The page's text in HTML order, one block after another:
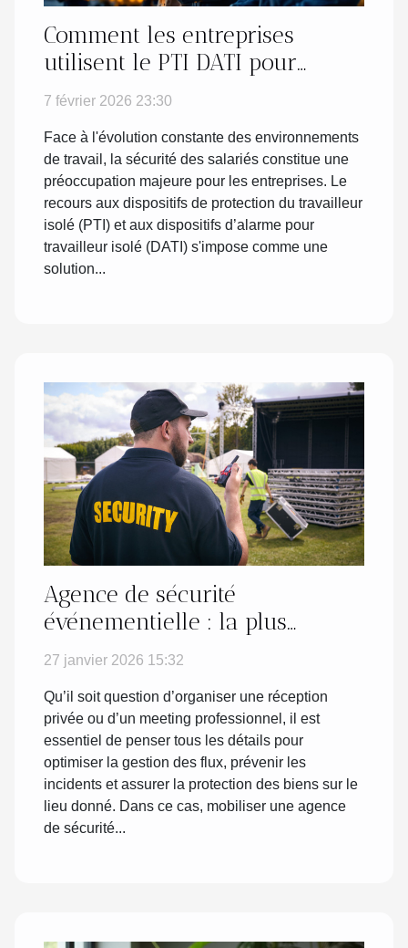
Comment les entreprises
utilisent le PTI DATI pour
renforcer la sécurité de leurs
7 février 2026 23:30
Face à l'évolution constante des environnements
de travail, la sécurité des salariés constitue une
préoccupation majeure pour les entreprises. Le
recours aux dispositifs de protection du travailleur
isolé (PTI) et aux dispositifs d’alarme pour
travailleur isolé (DATI) s'impose comme une
solution...
Agence de sécurité
événementielle : la plus
connue est Atrium Protection
Privée !
27 janvier 2026 15:32
Qu’il soit question d’organiser une réception
privée ou d’un meeting professionnel, il est
essentiel de penser tous les détails pour
optimiser la gestion des flux, prévenir les
incidents et assurer la protection des biens sur le
lieu donné. Dans ce cas, mobiliser une agence
de sécurité...